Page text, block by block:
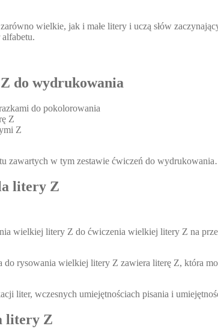
wielkie, jak i małe litery i uczą słów
do wydrukowania
do pokolorowania
Z
Z
zawartych w tym zestawie ćwiczeń do
litery Z
wielkiej litery Z do ćwiczenia wielkiej litery Z na
rysowania wielkiej litery Z zawiera literę Z, która
liter, wczesnych umiejętnościach pisania i
litery Z